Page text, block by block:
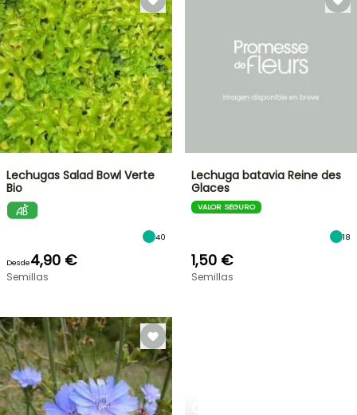
Lechugas Salad Bowl Verte
Bio
40
Desde4,90 €
Semillas
Lechuga batavia Reine des
Glaces
VALOR SEGURO
18
1,50 €
Semillas